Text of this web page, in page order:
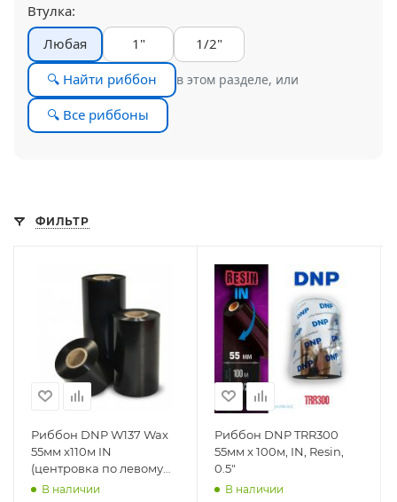
Втулка:
Любая
1"
1/2"
🔍 Найти риббон
в этом разделе, или
🔍 Все риббоны
ФИЛЬТР
Риббон DNP W137 Wax
55мм x110м IN
(центровка по левому
краю)
В наличии
Риббон DNP TRR300
55мм x 100м, IN, Resin,
0.5"
В наличии